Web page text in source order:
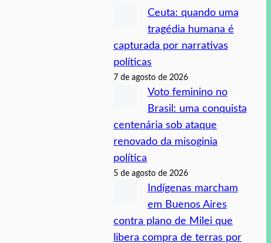
Ceuta: quando uma
tragédia humana é
capturada por narrativas
políticas
7 de agosto de 2026
Voto feminino no
Brasil: uma conquista
centenária sob ataque
renovado da misoginia
política
5 de agosto de 2026
Indígenas marcham
em Buenos Aires
contra plano de Milei que
libera compra de terras por